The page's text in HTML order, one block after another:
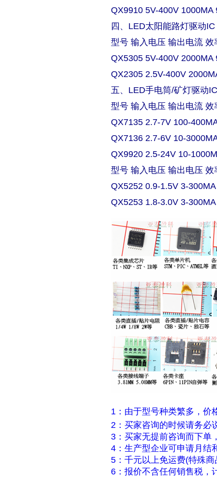
QX9910 5V-400V 1000MA
四、LED太阳能路灯驱动IC
型号 输入电压 输出电流 效
QX5305 5V-400V 2000MA
QX2305 2.5V-400V
五、LED手电筒/矿灯驱动
型号 输入电压 输出电流 效
QX7135 2.7-7V 100-
QX7136 2.7-6V 10-
QX9920 2.5-24V 10-
型号 输入电压 输出电压 效
QX5252 0.9-1.5V 3-
QX5253 1.8-3.0V 3-
1：由于型号种类繁多，价
2：买家咨询的时候请务必
3：买家无提前咨询而下单
4：生产型企业可申请月结
5：千元以上免运费(特殊
6：报价不含任何销售税，